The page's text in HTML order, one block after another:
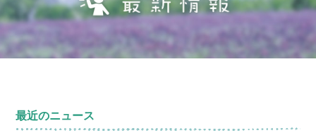
最近のニュース